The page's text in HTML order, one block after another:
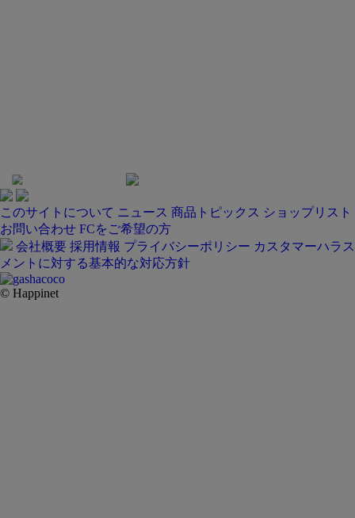
このサイトについて ニュース 商品トピックス ショップリスト
お問い合わせ FCをご希望の方
会社概要 採用情報 プライバシーポリシー カスタマーハラス
メントに対する基本的な対応方針
© Happinet